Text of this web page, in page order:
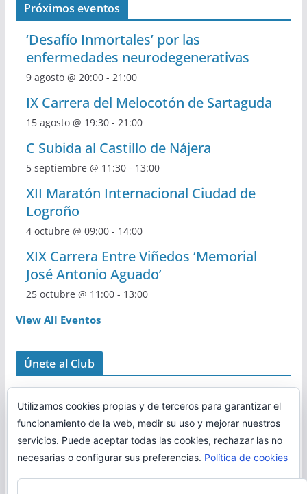
Próximos eventos
‘Desafío Inmortales’ por las
enfermedades neurodegenerativas
9 agosto @ 20:00- 21:00
IX Carrera del Melocotón de Sartaguda
15 agosto @ 19:30- 21:00
C Subida al Castillo de Nájera
5 septiembre @ 11:30- 13:00
XII Maratón Internacional Ciudad de
Logroño
4 octubre @ 09:00- 14:00
XIX Carrera Entre Viñedos ‘Memorial
José Antonio Aguado’
25 octubre @ 11:00- 13:00
View All Eventos
Únete al Club
Utilizamos cookies propias y de terceros para garantizar el
funcionamiento de la web, medir su uso y mejorar nuestros
servicios. Puede aceptar todas las cookies, rechazar las no
necesarias o configurar sus preferencias. Política de cookies